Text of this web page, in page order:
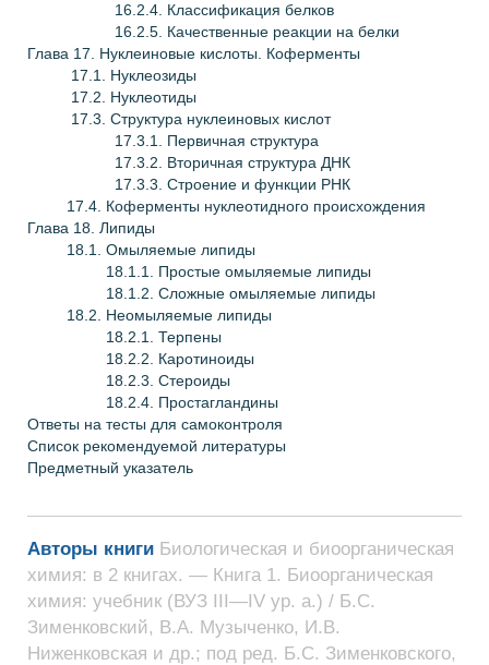
16.2.4. Классификация белков
16.2.5. Качественные реакции на белки
Глава 17. Нуклеиновые кислоты. Коферменты
17.1. Нуклеозиды
17.2. Нуклеотиды
17.3. Структура нуклеиновых кислот
17.3.1. Первичная структура
17.3.2. Вторичная структура ДНК
17.3.3. Строение и функции РНК
17.4. Коферменты нуклеотидного происхождения
Глава 18. Липиды
18.1. Омыляемые липиды
18.1.1. Простые омыляемые липиды
18.1.2. Сложные омыляемые липиды
18.2. Неомыляемые липиды
18.2.1. Терпены
18.2.2. Каротиноиды
18.2.3. Стероиды
18.2.4. Простагландины
Ответы на тесты для самоконтроля
Cписок рекомендуемой литературы
Предметный указатель
Авторы книги Биологическая и биоорганическая
химия: в 2 книгах. — Книга 1. Биоорганическая
химия: учебник (ВУЗ ІІІ—ІV ур. а.) / Б.С.
Зименковский, В.А. Музыченко, И.В.
Ниженковская и др.; под ред. Б.С. Зименковского,